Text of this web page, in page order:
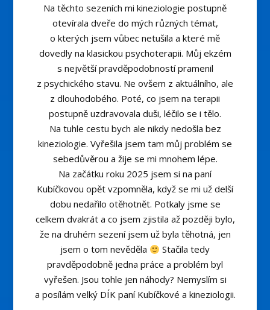
Na těchto sezeních mi kineziologie postupně
otevírala dveře do mých různých témat,
o kterých jsem vůbec netušila a které mě
dovedly na klasickou psychoterapii. Můj ekzém
s největší pravděpodobností pramenil
z psychického stavu. Ne ovšem z aktuálního, ale
z dlouhodobého. Poté, co jsem na terapii
postupně uzdravovala duši, léčilo se i tělo.
Na tuhle cestu bych ale nikdy nedošla bez
kineziologie. Vyřešila jsem tam můj problém se
sebedůvěrou a žije se mi mnohem lépe.
Na začátku roku 2025 jsem si na paní
Kubíčkovou opět vzpomněla, když se mi už delší
dobu nedařilo otěhotnět. Potkaly jsme se
celkem dvakrát a co jsem zjistila až později bylo,
že na druhém sezení jsem už byla těhotná, jen
jsem o tom nevěděla
Stačila tedy
pravděpodobně jedna práce a problém byl
vyřešen. Jsou tohle jen náhody? Nemyslím si
a posílám velký DÍK paní Kubíčkové a kineziologii.